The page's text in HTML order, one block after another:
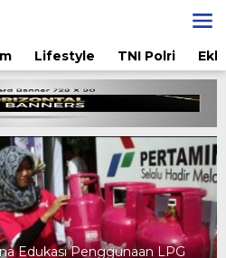
Lifestyle TNI Polri